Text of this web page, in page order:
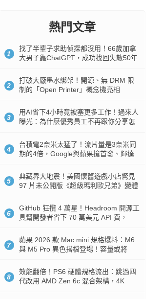
熱門文章
1
找了半輩子求助偵探都沒用！66歲加拿
大男子靠ChatGPT，成功找回失散50年
2
打破大廠墨水綁架！開源、無 DRM 限
制的「Open Printer」概念機亮相
3
用AI省下4小時竟被塞更多工作！過來人
曝光：為什麼優秀員工不再跟你分享怎
4
台積電2奈米太猛了！流片量是3奈米同
期的4倍，Google與蘋果搶首發、輝達
5
典藏界大地震！美國懷舊遊戲小店驚見
97 片未公開版《超級瑪利歐兄弟》變體
6
GitHub 狂攬 4 萬星！Headroom 開源工
具幫開發者省下 70 萬美元 API 費，
7
蘋果 2026 款 Mac mini 規格爆料：M6
與 M5 Pro 異色搭檔登場！容量或將
8
效能翻倍！PS6 硬體規格流出：跳過四
代改用 AMD Zen 6c 混合架構，4K